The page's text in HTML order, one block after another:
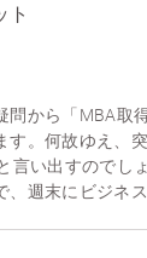
ト
問から「MBA取
す。何故ゆえ、
言い出すのでし
週末にビジネス